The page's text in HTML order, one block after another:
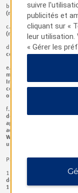
b.
Chaque membre
(même s’il complète plus
c.
Chaque membre
(même s’il complète plus
d.
Chaque membre
complète plus d’une (1)
e.
Un membre inscrit
membre Insider ne peut
Insider (c.-à-. un membre
complète une réservation
obtiendra uniquement une
f.
débit peut seulement
appartenant à ces deux
admissibles avec sa carte
Wyndham Rewards
uniquement une (1) prime
Par conséquent :
1.
chaque membre
débit et qui n’est pas
15 000 points Wyndham
suivre
publicités et
cliquant sur «
leur utilisation.
« Gérer les
choix ou sur «
les cookies